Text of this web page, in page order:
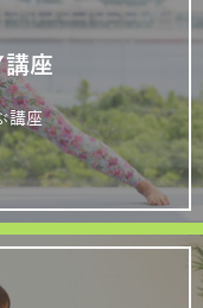
座
講座